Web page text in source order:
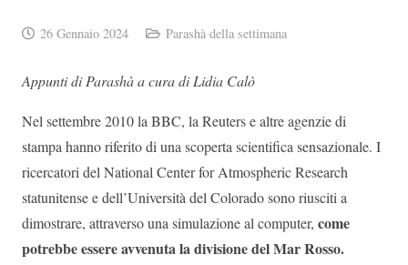
26 Gennaio 2024 Parashà della settimana
Appunti di Parashà a cura di Lidia Calò
Nel settembre 2010 la BBC, la Reuters e altre agenzie di
stampa hanno riferito di una scoperta scientifica sensazionale. I
ricercatori del National Center for Atmospheric Research
statunitense e dell’Università del Colorado sono riusciti a
dimostrare, attraverso una simulazione al computer, come
potrebbe essere avvenuta la divisione del Mar Rosso.